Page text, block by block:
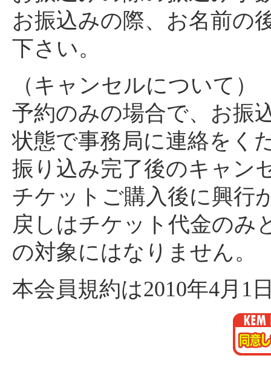
お振込みの際、お名前の
下さい。
（キャンセルについて）
予約のみの場合で、お振
状態で事務局に連絡をく
振り込み完了後のキャン
チケットご購入後に興行
戻しはチケット代金のみ
の対象にはなりません。
本会員規約は2010年4月1